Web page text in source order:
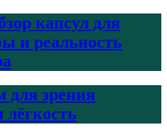
капсул для
и реальность
для зрения
лёгкость